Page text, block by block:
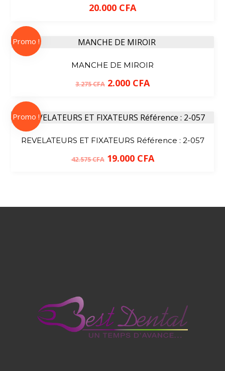
20.000 CFA
MANCHE DE MIROIR
3.275CFA 2.000 CFA
Promo !
REVELATEURS ET FIXATEURS Référence : 2-057
42.575CFA 19.000 CFA
Promo !